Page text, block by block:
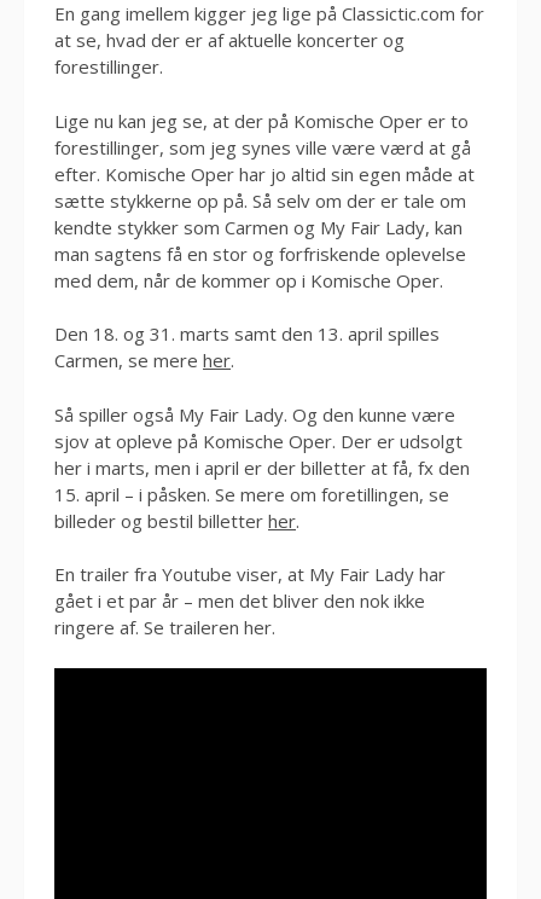
En gang imellem kigger jeg lige på Classictic.com for
at se, hvad der er af aktuelle koncerter og
forestillinger.
Lige nu kan jeg se, at der på Komische Oper er to
forestillinger, som jeg synes ville være værd at gå
efter. Komische Oper har jo altid sin egen måde at
sætte stykkerne op på. Så selv om der er tale om
kendte stykker som Carmen og My Fair Lady, kan
man sagtens få en stor og forfriskende oplevelse
med dem, når de kommer op i Komische Oper.
Den 18. og 31. marts samt den 13. april spilles
Carmen, se mere her.
Så spiller også My Fair Lady. Og den kunne være
sjov at opleve på Komische Oper. Der er udsolgt
her i marts, men i april er der billetter at få, fx den
15. april – i påsken. Se mere om foretillingen, se
billeder og bestil billetter her.
En trailer fra Youtube viser, at My Fair Lady har
gået i et par år – men det bliver den nok ikke
ringere af. Se traileren her.